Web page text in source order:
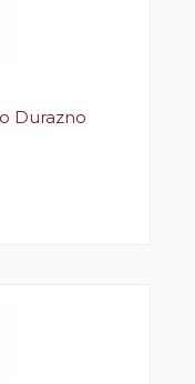
Durazno